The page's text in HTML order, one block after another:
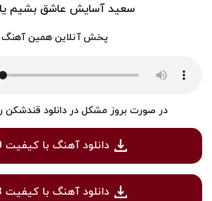
سعید آسایش عاشق بشیم یا
پخش آنلاین همین آهنگ
در صورت بروز مشکل در دانلود قندشکن
دانلود آهنگ با کیفیت 320
دانلود آهنگ با کیفیت 128